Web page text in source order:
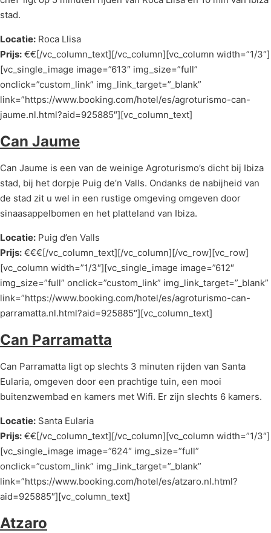
stad.
Locatie: Roca Llisa
Prijs: €€[/vc_column_text][/vc_column][vc_column width=”1/3″]
[vc_single_image image=”613″ img_size=”full”
onclick=”custom_link” img_link_target=”_blank”
link=”https://www.booking.com/hotel/es/agroturismo-can-
jaume.nl.html?aid=925885″][vc_column_text]
Can Jaume
Can Jaume is een van de weinige Agroturismo’s dicht bij Ibiza
stad, bij het dorpje Puig de’n Valls. Ondanks de nabijheid van
de stad zit u wel in een rustige omgeving omgeven door
sinaasappelbomen en het platteland van Ibiza.
Locatie: Puig d’en Valls
Prijs: €€€[/vc_column_text][/vc_column][/vc_row][vc_row]
[vc_column width=”1/3″][vc_single_image image=”612″
img_size=”full” onclick=”custom_link” img_link_target=”_blank”
link=”https://www.booking.com/hotel/es/agroturismo-can-
parramatta.nl.html?aid=925885″][vc_column_text]
Can Parramatta
Can Parramatta ligt op slechts 3 minuten rijden van Santa
Eularia, omgeven door een prachtige tuin, een mooi
buitenzwembad en kamers met Wifi. Er zijn slechts 6 kamers.
Locatie: Santa Eularia
Prijs: €€[/vc_column_text][/vc_column][vc_column width=”1/3″]
[vc_single_image image=”624″ img_size=”full”
onclick=”custom_link” img_link_target=”_blank”
link=”https://www.booking.com/hotel/es/atzaro.nl.html?
aid=925885″][vc_column_text]
Atzaro